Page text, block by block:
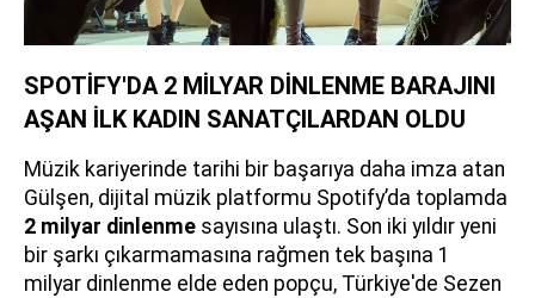
SPOTİFY'DA 2 MİLYAR DİNLENME BARAJINI
AŞAN İLK KADIN SANATÇILARDAN OLDU
Müzik kariyerinde tarihi bir başarıya daha imza atan
Gülşen, dijital müzik platformu Spotify’da toplamda
2 milyar dinlenme sayısına ulaştı. Son iki yıldır yeni
bir şarkı çıkarmamasına rağmen tek başına 1
milyar dinlenme elde eden popçu, Türkiye'de Sezen